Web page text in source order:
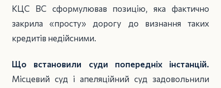
КЦС ВС сформулював позицію, яка фактично
закрила «просту» дорогу до визнання таких
кредитів недійсними.
Що встановили суди попередніх інстанцій.
Місцевий суд і апеляційний суд задовольнили